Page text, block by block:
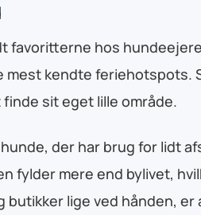
favoritterne hos
mest kendte feriehotspots.
sit eget lille område.
der har brug for lidt
fylder mere end bylivet,
butikker lige ved hånden,